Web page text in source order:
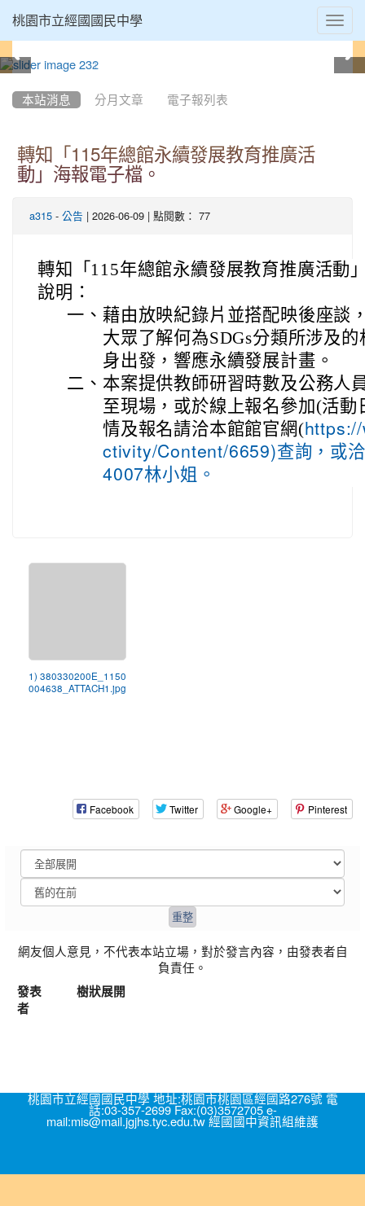
桃園市立經國國民中學
本站消息 分月文章 電子報列表
轉知「115年總館永續發展教育推廣活
動」海報電子檔。
a315 - 公告 | 2026-06-09 | 點閱數： 77
轉知「115年總館永續發展教育推廣活動
說明：
一、 藉由放映紀錄片並搭配映後座談
大眾了解何為SDGs分類所涉及
身出發，響應永續發展計畫。
二、 本案提供教師研習時數及公務人
至現場，或於線上報名參加(活
情及報名請洽本館館官網(
ctivity/Content/6659)查詢，或
4007林小姐。
1) 380330200E_1150
004638_ATTACH1.jpg
Facebook Twitter Google+ Pinterest
網友個人意見，不代表本站立場，對於發言內容，由發表者自
負責任。
發表
者
樹狀展開
桃園市立經國國民中學 地址:桃園市桃園區經國路276號 電
話:03-357-2699 Fax:(03)3572705 e-
mail:mis@mail.jgjhs.tyc.edu.tw 經國國中資訊組維護